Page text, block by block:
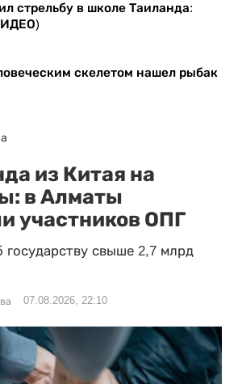
стрельбу в школе Таиланда:
скелетом нашел рыбак
из Китая на
в Алматы
участников ОПГ
свыше 2,7 млрд
07.08.2026, 22:10